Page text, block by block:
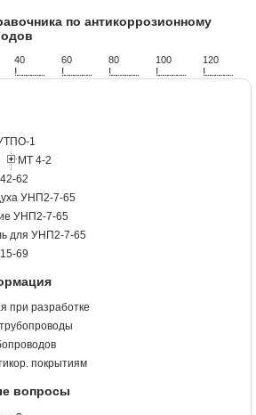
по антикоррозионному
40
!...................
60
!...................
80
!...................
100
!...................
120
!...................
1
МТ 4-2
62
УНП2-7-65
УНП2-7-65
для УНП2-7-65
69
при разработке
покрытиям
вопросы